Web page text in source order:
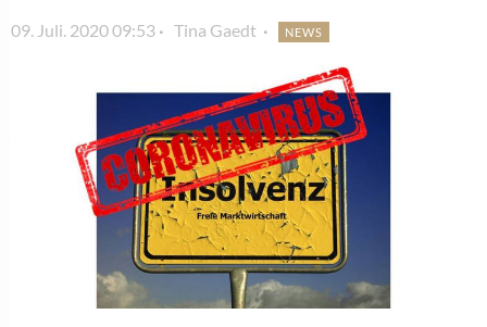
09. Juli. 2020 09:53 Tina Gaedt NEWS